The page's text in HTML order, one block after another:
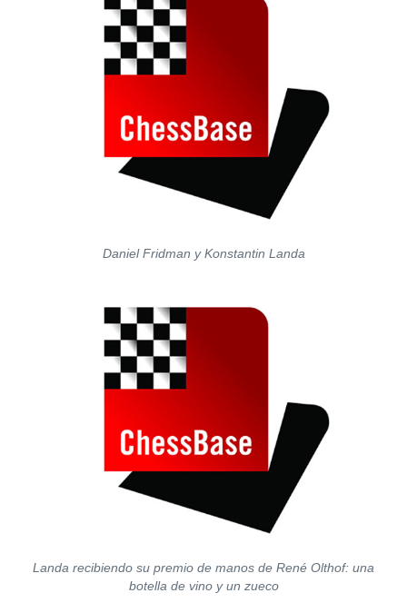
Daniel Fridman y Konstantin Landa
Landa recibiendo su premio de manos de René Olthof: una
botella de vino y un zueco